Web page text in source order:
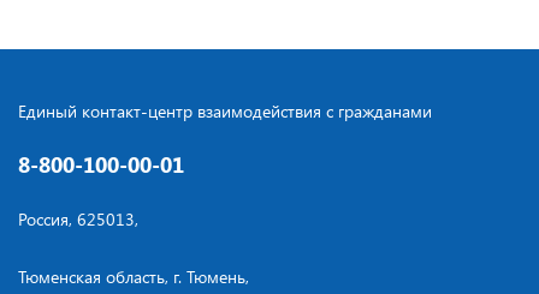
Единый контакт-центр взаимодействия с гражданами
8-800-100-00-01
Россия, 625013,
Тюменская область, г. Тюмень,